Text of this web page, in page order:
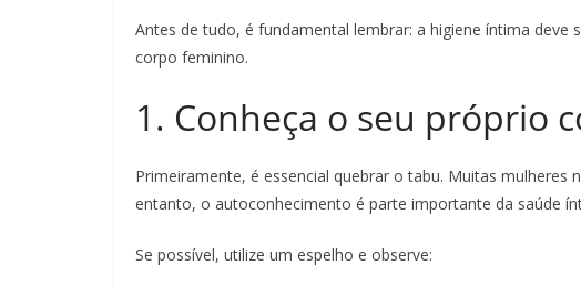
Antes de tudo, é fundamental lembrar: a higiene íntima deve
corpo feminino.
1. Conheça o seu próprio
Primeiramente, é essencial quebrar o tabu. Muitas
entanto, o autoconhecimento é parte importante da saúde
Se possível, utilize um espelho e observe: